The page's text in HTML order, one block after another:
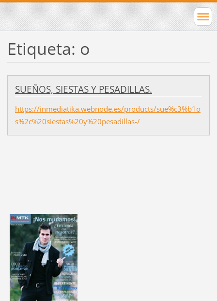
Etiqueta: o
SUEÑOS, SIESTAS Y PESADILLAS.
https://inmediatika.webnode.es/products/sue%c3%b1o
s%2c%20siestas%20y%20pesadillas-/